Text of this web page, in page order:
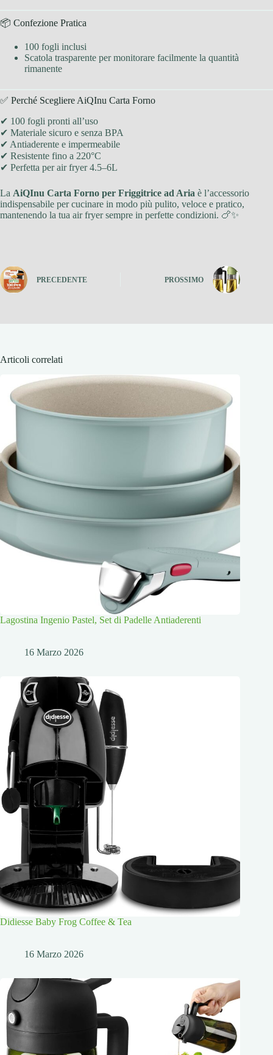
📦 Confezione Pratica
100 fogli inclusi
Scatola trasparente per monitorare facilmente la quantità
rimanente
✅ Perché Scegliere AiQInu Carta Forno
✔ 100 fogli pronti all’uso
✔ Materiale sicuro e senza BPA
✔ Antiaderente e impermeabile
✔ Resistente fino a 220°C
✔ Perfetta per air fryer 4.5–6L
La AiQInu Carta Forno per Friggitrice ad Aria è l’accessorio
indispensabile per cucinare in modo più pulito, veloce e pratico,
mantenendo la tua air fryer sempre in perfette condizioni. 🍗✨
PRECEDENTE PROSSIMO
Articoli correlati
Lagostina Ingenio Pastel, Set di Padelle Antiaderenti
16 Marzo 2026
Didiesse Baby Frog Coffee & Tea
16 Marzo 2026